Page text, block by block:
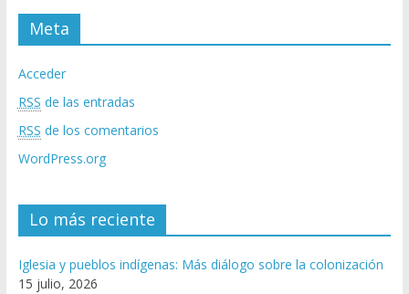
Meta
Acceder
RSS de las entradas
RSS de los comentarios
WordPress.org
Lo más reciente
Iglesia y pueblos indígenas: Más diálogo sobre la colonización
15 julio, 2026